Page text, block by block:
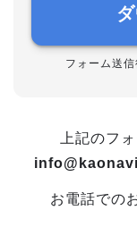
フォーム送信
上記のフ
お電話での